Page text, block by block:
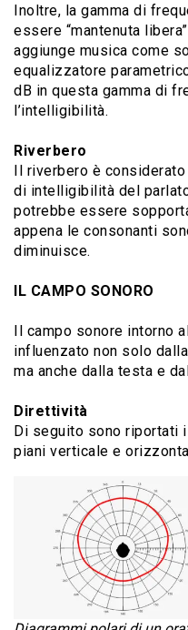
Inoltre, la gamma di
essere “mantenuta
aggiunge musica come
equalizzatore
dB in questa gamma di
l’intelligibilità.
Riverbero
Il riverbero è
di intelligibilità del
potrebbe essere
appena le consonanti
diminuisce.
IL CAMPO SONORO
Il campo sonore intorno
influenzato non solo
ma anche dalla testa e
Direttività
Di seguito sono riportati
piani verticale e